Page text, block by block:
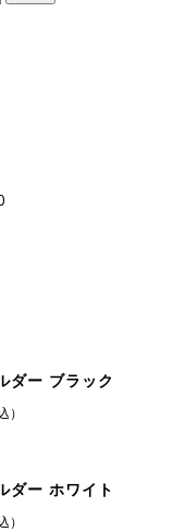
ダー ブラック
）
ダー ホワイト
）